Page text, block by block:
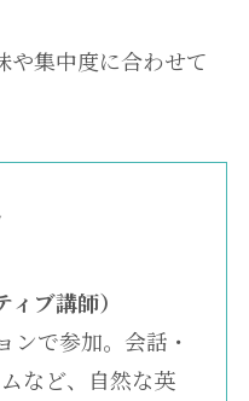
や集中度に合わせて
ブ講師）
で参加。会話・
など、自然な英